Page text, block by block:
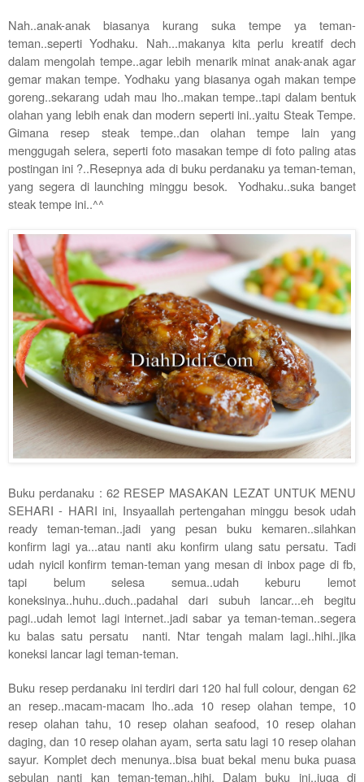
Nah..anak-anak biasanya kurang suka tempe ya teman-
teman..seperti Yodhaku. Nah...makanya kita perlu kreatif dech
dalam mengolah tempe..agar lebih menarik minat anak-anak agar
gemar makan tempe. Yodhaku yang biasanya ogah makan tempe
goreng..sekarang udah mau lho..makan tempe..tapi dalam bentuk
olahan yang lebih enak dan modern seperti ini..yaitu Steak Tempe.
Gimana resep steak tempe..dan olahan tempe lain yang
menggugah selera, seperti foto masakan tempe di foto paling atas
postingan ini ?..Resepnya ada di buku perdanaku ya teman-teman,
yang segera di launching minggu besok. Yodhaku..suka banget
steak tempe ini..^^
Buku perdanaku : 62 RESEP MASAKAN LEZAT UNTUK MENU
SEHARI - HARI ini, Insyaallah pertengahan minggu besok udah
ready teman-teman..jadi yang pesan buku kemaren..silahkan
konfirm lagi ya...atau nanti aku konfirm ulang satu persatu. Tadi
udah nyicil konfirm teman-teman yang mesan di inbox page di fb,
tapi belum selesa semua..udah keburu lemot
koneksinya..huhu..duch..padahal dari subuh lancar...eh begitu
pagi..udah lemot lagi internet..jadi sabar ya teman-teman..segera
ku balas satu persatu nanti. Ntar tengah malam lagi..hihi..jika
koneksi lancar lagi teman-teman.
Buku resep perdanaku ini terdiri dari 120 hal full colour, dengan 62
an resep..macam-macam lho..ada 10 resep olahan tempe, 10
resep olahan tahu, 10 resep olahan seafood, 10 resep olahan
daging, dan 10 resep olahan ayam, serta satu lagi 10 resep olahan
sayur. Komplet dech menunya..bisa buat bekal menu buka puasa
sebulan nanti kan teman-teman..hihi. Dalam buku ini..juga di